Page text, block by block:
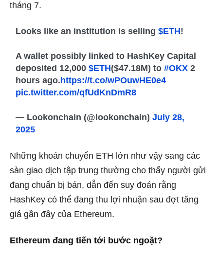
tháng 7.
Looks like an institution is selling$ETH!
A wallet possibly linked to HashKey Capital
deposited 12,000$ETH($47.18M) to#OKX 2
hours ago. https://t.co/wPOuwHE0e4
pic.twitter.com/qfUdKnDmR8
— Lookonchain (@lookonchain)July 28,
2025
Những khoản chuyển ETH lớn như vậy sang các
sàn giao dịch tập trung thường cho thấy người gửi
đang chuẩn bị bán, dẫn đến suy đoán rằng
HashKey có thể đang thu lợi nhuận sau đợt tăng
giá gần đây của Ethereum.
Ethereum đang tiến tới bước ngoặt?